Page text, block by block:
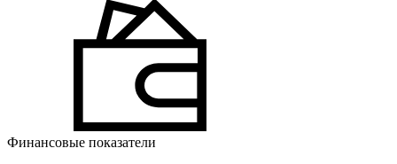
Финансовые показатели